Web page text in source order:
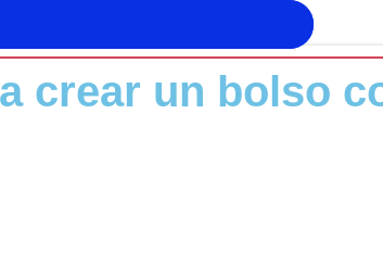
Noticias
Tendencias
GPT, PERO IGUAL
AYUDAR
crear un bolso